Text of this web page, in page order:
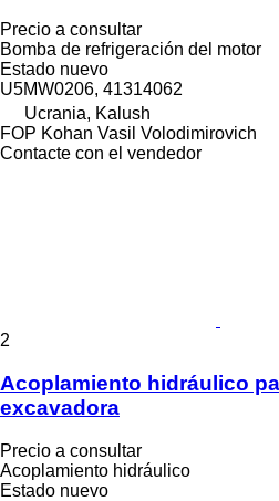
Precio a consultar
Bomba de refrigeración del motor
Estado nuevo
U5MW0206, 41314062
Ucrania, Kalush
FOP Kohan Vasil Volodimirovich
Contacte con el vendedor
2
Acoplamiento hidráulico
excavadora
Precio a consultar
Acoplamiento hidráulico
Estado nuevo